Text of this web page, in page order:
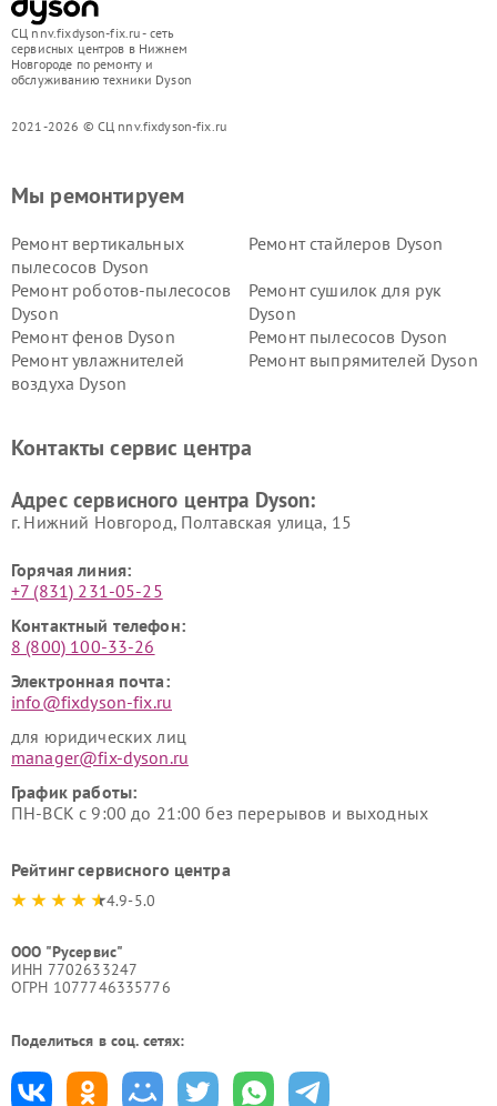
СЦ nnv.fixdyson-fix.ru - сеть
сервисных центров в Нижнем
Новгороде по ремонту и
обслуживанию техники Dyson
2021-2026 © СЦ nnv.fixdyson-fix.ru
Мы ремонтируем
Ремонт вертикальных
пылесосов Dyson
Ремонт стайлеров Dyson
Ремонт роботов-пылесосов
Dyson
Ремонт сушилок для рук
Dyson
Ремонт фенов Dyson
Ремонт пылесосов Dyson
Ремонт увлажнителей
воздуха Dyson
Ремонт выпрямителей Dyson
Контакты сервис центра
Адрес сервисного центра Dyson:
г. Нижний Новгород, Полтавская улица, 15
Горячая линия:
+7 (831) 231-05-25
Контактный телефон:
8 (800) 100-33-26
Электронная почта:
info@fixdyson-fix.ru
для юридических лиц
manager@fix-dyson.ru
График работы:
ПН-ВСК с 9:00 до 21:00 без перерывов и выходных
Рейтинг сервисного центра
4.9-5.0
ООО "Русервис"
ИНН 7702633247
ОГРН 1077746335776
Поделиться в соц. сетях: